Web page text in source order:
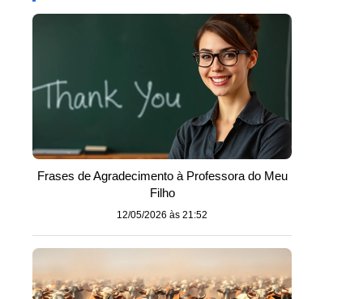
Frases de Agradecimento à Professora do Meu
Filho
12/05/2026 às 21:52